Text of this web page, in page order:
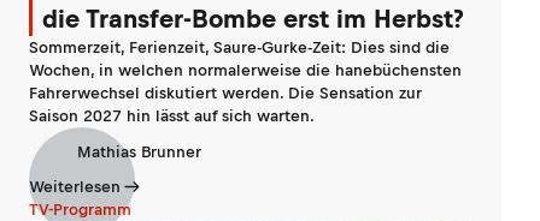
die Transfer-Bombe erst im Herbst?
Sommerzeit, Ferienzeit, Saure-Gurke-Zeit: Dies sind die
Wochen, in welchen normalerweise die hanebüchensten
Fahrerwechsel diskutiert werden. Die Sensation zur
Saison 2027 hin lässt auf sich warten.
Mathias Brunner
Weiterlesen
TV-Programm